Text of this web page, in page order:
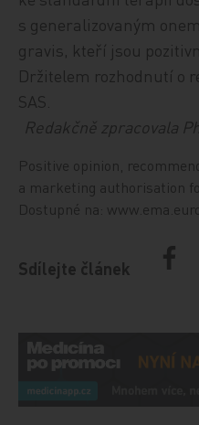
s generalizovaným
gravis, kteří jsou
Držitelem rozhodnutí o
SAS.
Redakčně zpracovala
Positive opinion,
a marketing authorisation
Dostupné na:
Sdílejte článek